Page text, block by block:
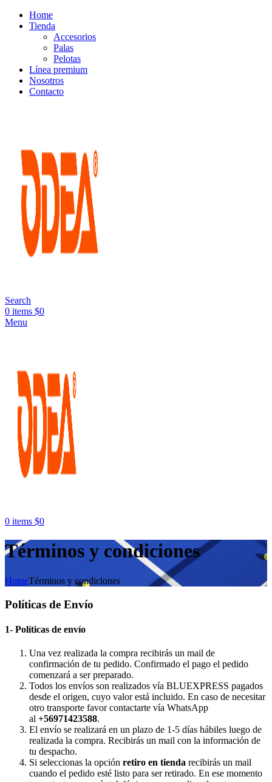
Home
Tienda
Accesorios
Palas
Pelotas
Línea premium
Nosotros
Contacto
Search
0 items $0
Menu
0 items $0
Términos y condiciones
HomeTérminos y condiciones
Políticas de Envío
1- Políticas de envío
Una vez realizada la compra recibirás un mail de
confirmación de tu pedido. Confirmado el pago el pedido
comenzará a ser preparado.
Todos los envíos son realizados vía BLUEXPRESS pagados
desde el origen, cuyo valor está incluido. En caso de necesitar
otro transporte favor contactarte vía WhatsApp
al +56971423588.
El envío se realizará en un plazo de 1-5 días hábiles luego de
realizada la compra. Recibirás un mail con la información de
tu despacho.
Si seleccionas la opción retiro en tienda recibirás un mail
cuando el pedido esté listo para ser retirado. En ese momento